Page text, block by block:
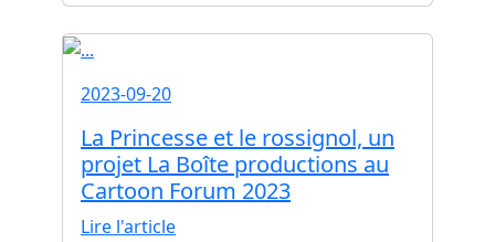
2023-09-20
La Princesse et le rossignol, un
projet La Boîte productions au
Cartoon Forum 2023
Lire l'article